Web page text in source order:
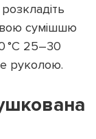
сумішшю
°C 25–30
руколою.